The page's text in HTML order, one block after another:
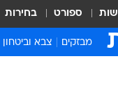
ספורט בחירות
מבזקים צבא וביטחון